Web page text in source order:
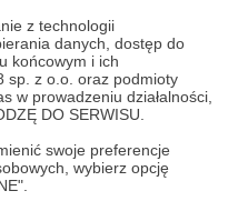
z technologii
danych, dostęp do
końcowym i ich
sp. z o.o. oraz podmioty
w prowadzeniu działalności,
DO SERWISU.
swoje preferencje
wybierz opcję